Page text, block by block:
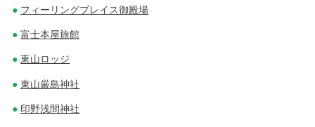
フィーリングプレイス御殿場
富士本屋旅館
東山ロッジ
東山厳島神社
印野浅間神社